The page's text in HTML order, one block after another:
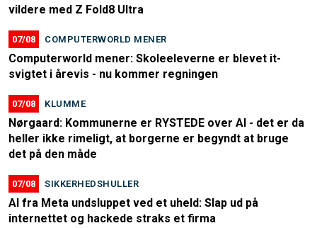
vildere med Z Fold8 Ultra
07/08 COMPUTERWORLD MENER
Computerworld mener: Skoleeleverne er blevet it-
svigtet i årevis - nu kommer regningen
07/08 KLUMME
Nørgaard: Kommunerne er RYSTEDE over AI - det er da
heller ikke rimeligt, at borgerne er begyndt at bruge
det på den måde
07/08 SIKKERHEDSHULLER
AI fra Meta undsluppet ved et uheld: Slap ud på
internettet og hackede straks et firma